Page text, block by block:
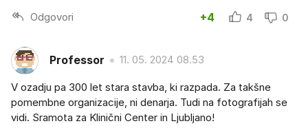
Odgovori +4 4 0
Professor 11. 05. 2024 08.53
V ozadju pa 300 let stara stavba, ki razpada. Za takšne
pomembne organizacije, ni denarja. Tudi na fotografijah se
vidi. Sramota za Klinični Center in Ljubljano!